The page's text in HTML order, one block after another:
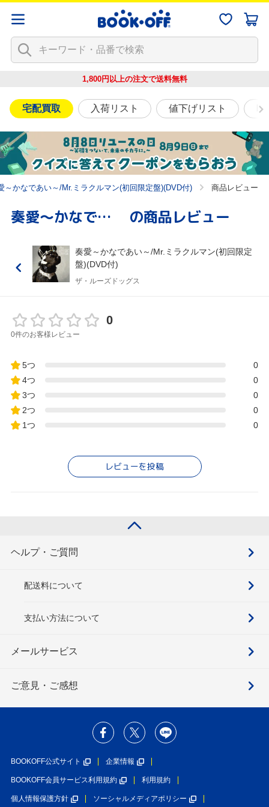
1,800円以上の注文で送料無料
宅配買取 入荷リスト 値下げリスト
～かなであい～/Mr.ミラクルマン(初回限定盤)(DVD付) 商品レビュー
奏愛～かなであい～/Mr.ミラクルマン(初回限定盤)(DVD付) の商品レビュー
奏愛～かなであい～/Mr.ミラクルマン(初回限定
盤)(DVD付)
ザ・ルーズドッグス
0
0件のお客様レビュー
5つ
0
4つ
0
3つ
0
2つ
0
1つ
0
レビューを投稿
ヘルプ・ご質問
配送料について
支払い方法について
メールサービス
ご意見・ご感想
BOOKOFF公式サイト 企業情報
BOOKOFF会員サービス利用規約 利用規約
個人情報保護方針 ソーシャルメディアポリシー